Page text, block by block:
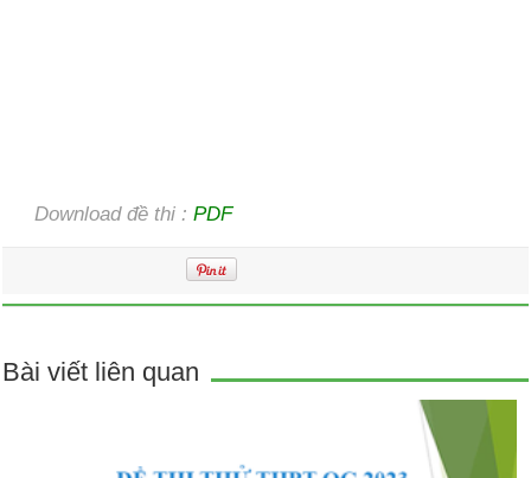
Download đề thi :PDF
Bài viết liên quan